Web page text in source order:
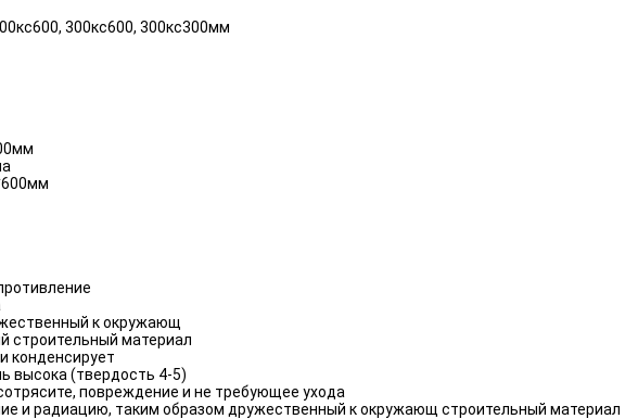
300кс600, 300кс300мм
к окружающ
строительный материал
конденсирует
высока (твердость 4-5)
повреждение и не требующее ухода
и радиацию, таким образом дружественный к окружающ строительный материал